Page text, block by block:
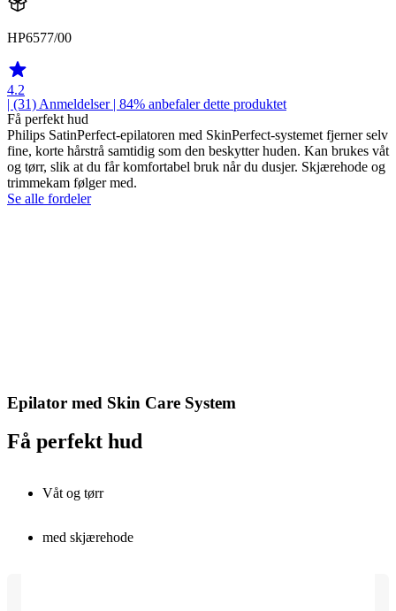
HP6577/00
4.2
| (31) Anmeldelser| 84% anbefaler dette produktet
Få perfekt hud
Philips SatinPerfect-epilatoren med SkinPerfect-systemet fjerner selv
fine, korte hårstrå samtidig som den beskytter huden. Kan brukes våt
og tørr, slik at du får komfortabel bruk når du dusjer. Skjærehode og
trimmekam følger med.
Se alle fordeler
Epilator med Skin Care System
Få perfekt hud
Våt og tørr
med skjærehode